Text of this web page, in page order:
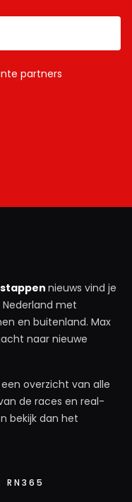
partners
nieuws vind je
Nederland met
en buitenland. Max
naar nieuwe
overzicht van alle
de races en real-
bekijk dan het
RN365